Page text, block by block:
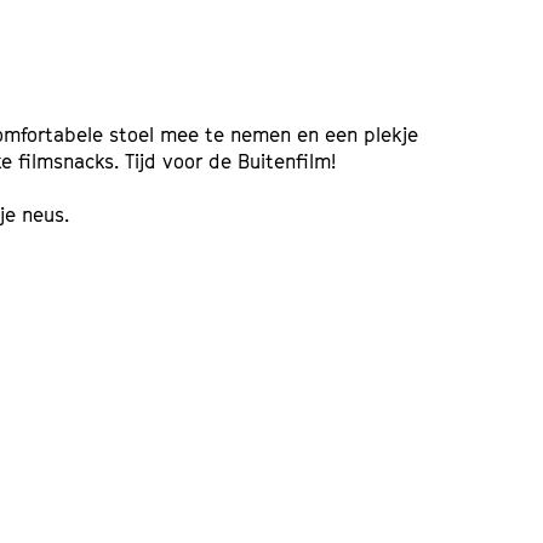
stoel mee te nemen en een plekje
filmsnacks. Tijd voor de Buitenfilm!
neus.